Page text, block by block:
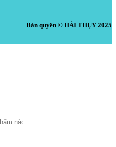
Bản quyền © HẢI THỤY 2025